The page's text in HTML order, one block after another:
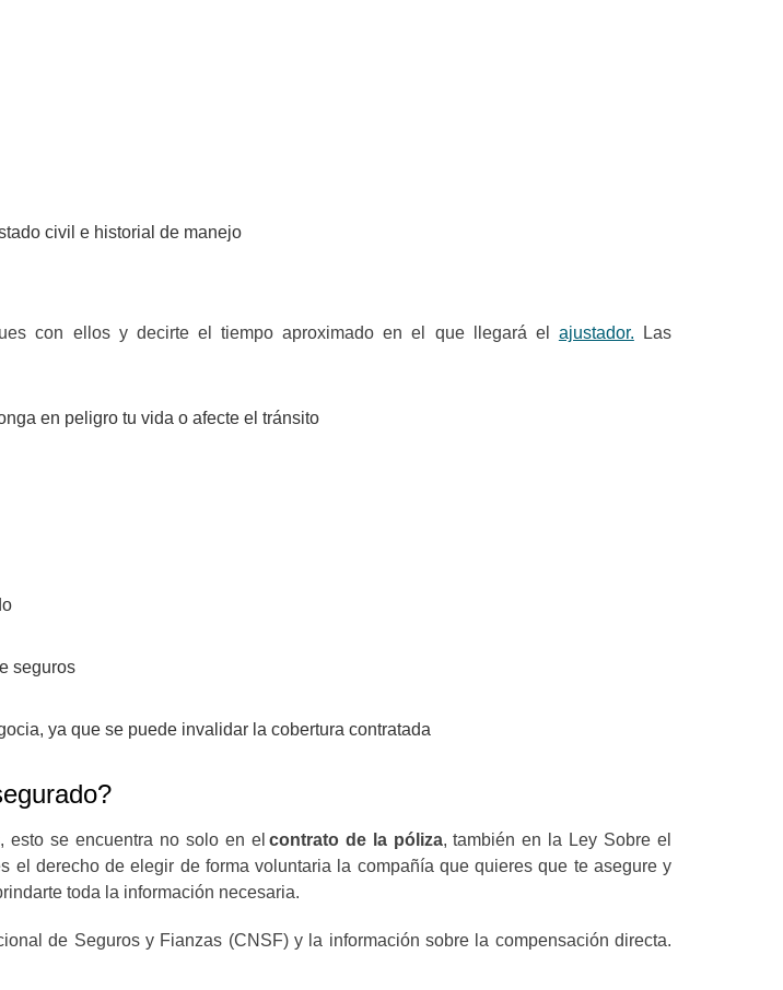
civil e historial de manejo
con ellos y decirte el tiempo aproximado en el que llegará el ajustador. Las
en peligro tu vida o afecte el tránsito
seguros
ya que se puede invalidar la cobertura contratada
esto se encuentra no solo en el contrato de la póliza, también en la Ley Sobre el
el derecho de elegir de forma voluntaria la compañía que quieres que te asegure y
toda la información necesaria.
de Seguros y Fianzas (CNSF) y la información sobre la compensación directa.